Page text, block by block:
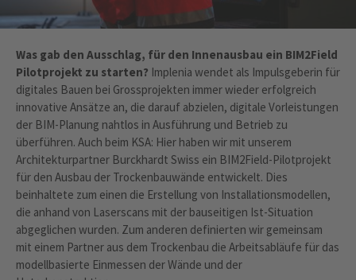
Was gab den Ausschlag, für den Innenausbau ein BIM2Field
Pilotprojekt zu starten? Implenia wendet als Impulsgeberin für
digitales Bauen bei Grossprojekten immer wieder erfolgreich
innovative Ansätze an, die darauf abzielen, digitale Vorleistungen
der BIM-Planung nahtlos in Ausführung und Betrieb zu
überführen. Auch beim KSA: Hier haben wir mit unserem
Architekturpartner Burckhardt Swiss ein BIM2Field-Pilotprojekt
für den Ausbau der Trockenbauwände entwickelt. Dies
beinhaltete zum einen die Erstellung von Installationsmodellen,
die anhand von Laserscans mit der bauseitigen Ist-Situation
abgeglichen wurden. Zum anderen definierten wir gemeinsam
mit einem Partner aus dem Trockenbau die Arbeitsabläufe für das
modellbasierte Einmessen der Wände und der